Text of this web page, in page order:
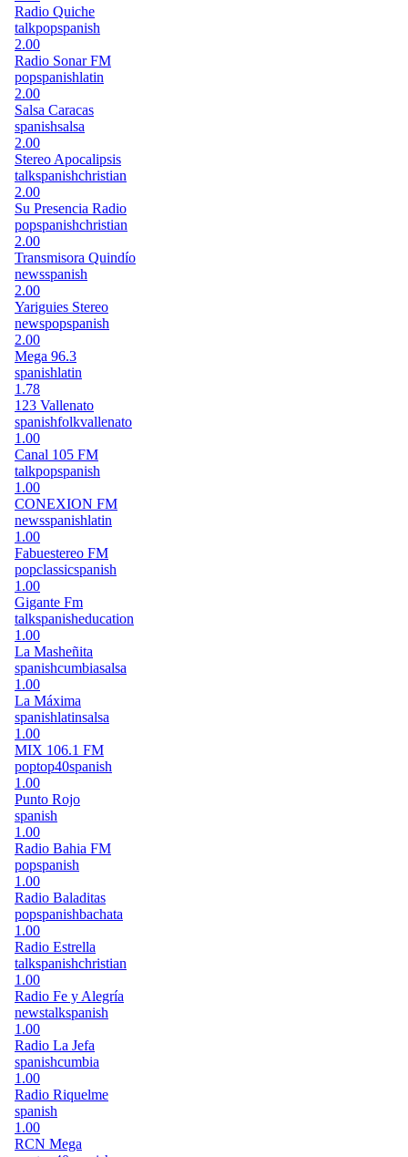
Radio Quiche
talkpopspanish
2.00
Radio Sonar FM
popspanishlatin
2.00
Salsa Caracas
spanishsalsa
2.00
Stereo Apocalipsis
talkspanishchristian
2.00
Su Presencia Radio
popspanishchristian
2.00
Transmisora Quindío
newsspanish
2.00
Yariguies Stereo
newspopspanish
2.00
Mega 96.3
spanishlatin
1.78
123 Vallenato
spanishfolkvallenato
1.00
Canal 105 FM
talkpopspanish
1.00
CONEXION FM
newsspanishlatin
1.00
Fabuestereo FM
popclassicspanish
1.00
Gigante Fm
talkspanisheducation
1.00
La Masheñita
spanishcumbiasalsa
1.00
La Máxima
spanishlatinsalsa
1.00
MIX 106.1 FM
poptop40spanish
1.00
Punto Rojo
spanish
1.00
Radio Bahia FM
popspanish
1.00
Radio Baladitas
popspanishbachata
1.00
Radio Estrella
talkspanishchristian
1.00
Radio Fe y Alegría
newstalkspanish
1.00
Radio La Jefa
spanishcumbia
1.00
Radio Riquelme
spanish
1.00
RCN Mega